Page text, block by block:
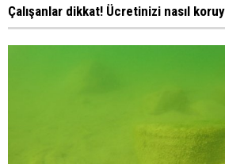
Çalışanlar dikkat! Ücretinizi nasıl